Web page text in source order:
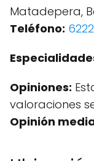
Matadepera,
Teléfono:
Opiniones:
valoraciones
Opinión